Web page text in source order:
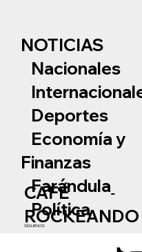
NOTICIAS
Nacionales
Deportes
Economía y
Finanzas
Farándula
Política
SÍGUENOS
CAFÉ
ROCKEANDO